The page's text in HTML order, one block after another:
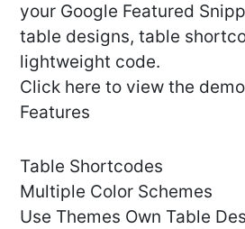
your Google Featured
table designs, table
lightweight code.
Click here to view the
Features
Table Shortcodes
Multiple Color Schemes
Use Themes Own Table